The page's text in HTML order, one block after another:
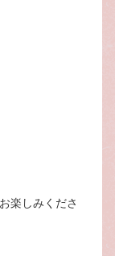
楽しみくださ